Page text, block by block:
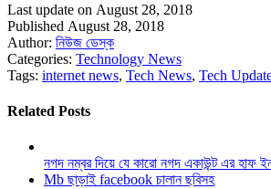
Last update on August 28, 2018
Published August 28, 2018
Author: নিউজ ডেস্ক
Categories: Technology News
Tags: internet news, Tech News, Tech
Related Posts
নগদ নম্বর দিয়ে যে কারো নগদ একাউন্ট এর হাফ
Mb ছাড়াই facebook চালান ছবিসহ